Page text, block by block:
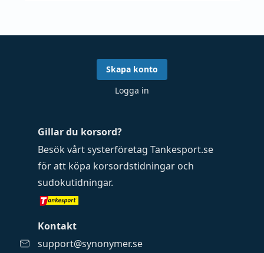
Gillar du korsord?
Besök vårt systerföretag Tankesport.se
för att köpa korsordstidningar och
sudokutidningar.
Kontakt
support@synonymer.se
Skapa konto
Logga in